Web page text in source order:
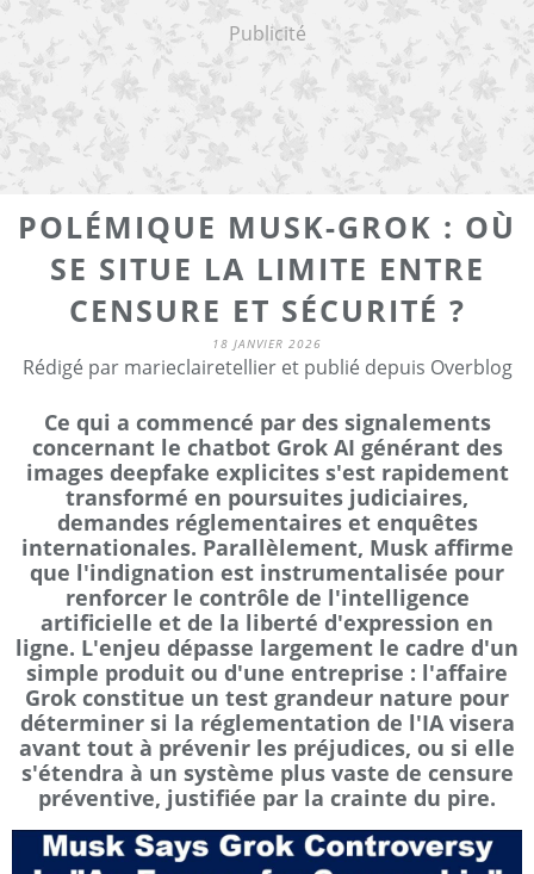
Publicité
POLÉMIQUE MUSK-GROK : OÙ
SE SITUE LA LIMITE ENTRE
CENSURE ET SÉCURITÉ ?
18 JANVIER 2026
Rédigé par marieclairetellier et publié depuis Overblog
Ce qui a commencé par des signalements
concernant le chatbot Grok AI générant des
images deepfake explicites s'est rapidement
transformé en poursuites judiciaires,
demandes réglementaires et enquêtes
internationales. Parallèlement, Musk affirme
que l'indignation est instrumentalisée pour
renforcer le contrôle de l'intelligence
artificielle et de la liberté d'expression en
ligne. L'enjeu dépasse largement le cadre d'un
simple produit ou d'une entreprise : l'affaire
Grok constitue un test grandeur nature pour
déterminer si la réglementation de l'IA visera
avant tout à prévenir les préjudices, ou si elle
s'étendra à un système plus vaste de censure
préventive, justifiée par la crainte du pire.